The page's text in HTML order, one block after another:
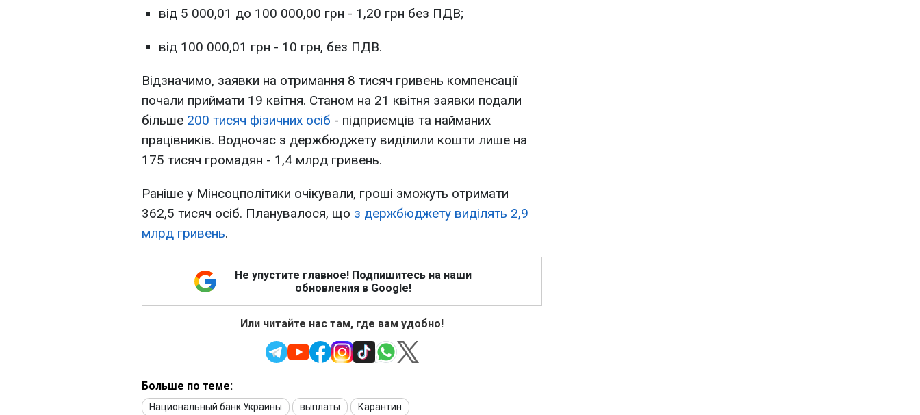
від 5 000,01 до 100 000,00 грн - 1,20 грн без ПДВ;
від 100 000,01 грн - 10 грн, без ПДВ.
Відзначимо, заявки на отримання 8 тисяч гривень компенсації
почали приймати 19 квітня. Станом на 21 квітня заявки подали
більше 200 тисяч фізичних осіб - підприємців та найманих
працівників. Водночас з держбюджету виділили кошти лише на
175 тисяч громадян - 1,4 млрд гривень.
Раніше у Мінсоцполітики очікували, гроші зможуть отримати
362,5 тисяч осіб. Планувалося, що з держбюджету виділять 2,9
млрд гривень.
Не упустите главное! Подпишитесь на наши
обновления в Google!
Или читайте нас там, где вам удобно!
Больше по теме:
Национальный банк Украины выплаты Карантин